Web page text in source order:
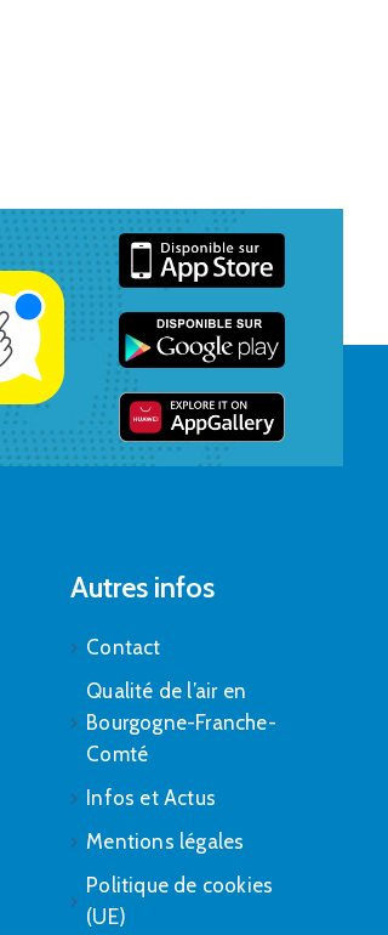
Autres infos
Contact
Qualité de l’air en
Bourgogne-Franche-
Comté
Infos et Actus
Mentions légales
Politique de cookies
(UE)